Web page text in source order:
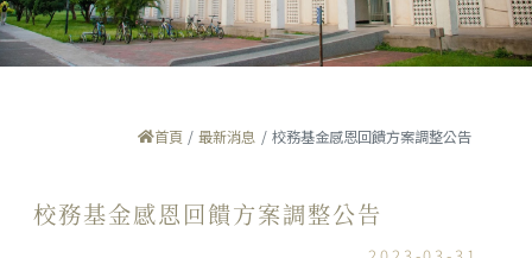
首頁 最新消息 校務基金感恩回饋方案調整公告
校務基金感恩回饋方案調整公告